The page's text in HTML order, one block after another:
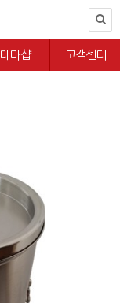
테마샵 고객센터